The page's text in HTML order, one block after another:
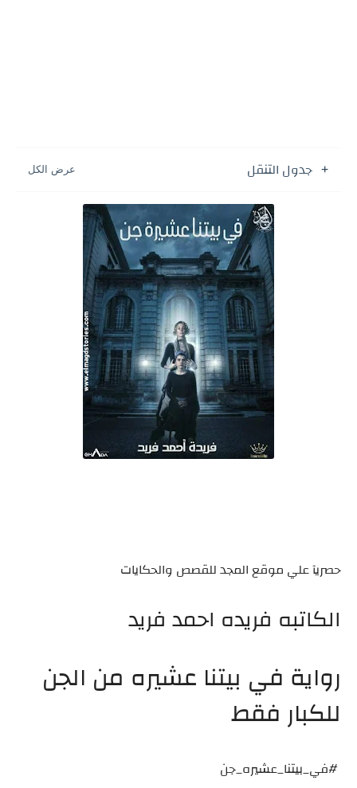
جدول التنقل
حصريآ علي موقع المجد للقصص والحكايات
الكاتبه فريده احمد فريد
رواية في بيتنا عشيره من الجن
للكبار فقط
#في_بيتنا_عشيره_جن